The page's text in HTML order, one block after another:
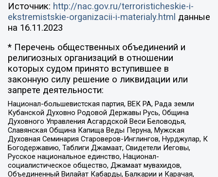
Источник: http://nac.gov.ru/terroristicheskie-i-
ekstremistskie-organizacii-i-materialy.html данные
на 16.11.2023
* Перечень общественных объединений и
религиозных организаций в отношении
которых судом принято вступившее в
законную силу решение о ликвидации или
запрете деятельности:
Национал-большевистская партия, ВЕК РА, Рада земли
Кубанской Духовно Родовой Державы Русь, Община
Духовного Управления Асгардской Веси Беловодья,
Славянская Община Капища Веды Перуна, Мужская
Духовная Семинария Староверов-Инглингов, Нурджулар, К
Богодержавию, Таблиги Джамаат, Свидетели Иеговы,
Русское национальное единство, Национал-
социалистическое общество, Джамаат мувахидов,
Объединенный Вилайат Кабарды, Балкарии и Карачая,